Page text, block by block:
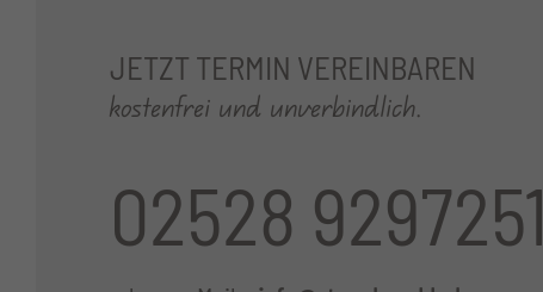
JETZT TERMIN VEREINBAREN
kostenfrei und unverbindlich.
02528 9297251